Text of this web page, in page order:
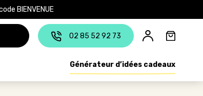
BIENVENUE
02 85 52 92 73
Générateur d’idées cadeaux